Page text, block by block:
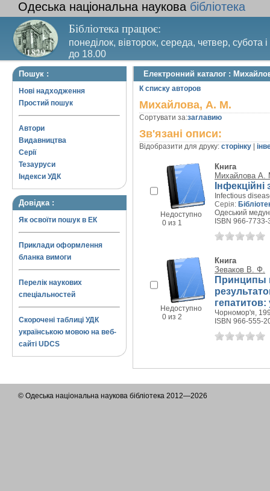
Одеська національна наукова бібліотека
Бібліотека працює:
понеділок, вівторок, середа, четвер, субота
до 18.00
Вихідний день – п’ятниця. Останній четвер
Пошук :
Нові надходження
Простий пошук
Автори
Видавництва
Серії
Тезауруси
Індекси УДК
Довідка :
Як освоїти пошук в ЕК
Приклади оформлення
бланка вимоги
Перелік наукових
спеціальностей
Скорочені таблиці УДК
українською мовою на веб-
сайті UDCS
Електронний каталог :
К списку авторов
Михайлова, А. М.
Сортувати за:заглавию
Зв'язані описи:
Відобразити для друку: сторінку
Недоступно
0 из 1
Книга
Михайлова А.
Infectious
Серія:
Одеський
ISBN 966-7733-
Недоступно
0 из 2
Книга
Зеваков В. Ф.
Принципы
Чорномор'я,
ISBN 966-555-
© Одеська національна наукова бібліотека 2012—2026